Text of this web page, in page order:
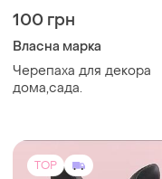
100 грн
Власна марка
Черепаха для декора
дома,сада.
TOP